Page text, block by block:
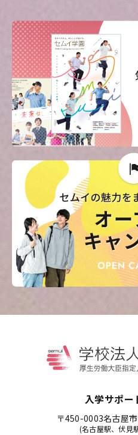
入学サポー
〒450-0003名古屋
(名古屋駅、伏見